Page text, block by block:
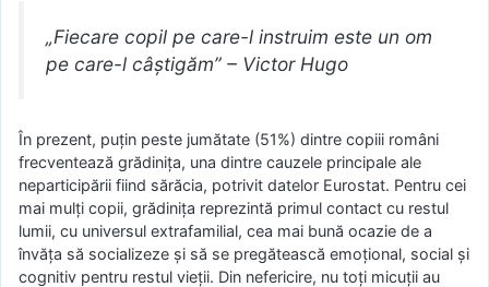
„Fiecare copil pe care-l instruim este un om
pe care-l câștigăm” – Victor Hugo
În prezent, puţin peste jumătate (51%) dintre copiii români
frecventează grădiniţa, una dintre cauzele principale ale
neparticipării fiind sărăcia, potrivit datelor Eurostat. Pentru cei
mai mulţi copii, grădiniţa reprezintă primul contact cu restul
lumii, cu universul extrafamilial, cea mai bună ocazie de a
învăţa să socializeze şi să se pregătească emoţional, social şi
cognitiv pentru restul vieţii. Din nefericire, nu toţi micuţii au